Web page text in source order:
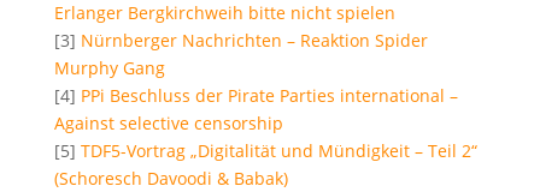
Erlanger Bergkirchweih bitte nicht spielen
[3] Nürnberger Nachrichten – Reaktion Spider
Murphy Gang
[4] PPi Beschluss der Pirate Parties international –
Against selective censorship
[5] TDF5-Vortrag „Digitalität und Mündigkeit – Teil 2“
(Schoresch Davoodi & Babak)